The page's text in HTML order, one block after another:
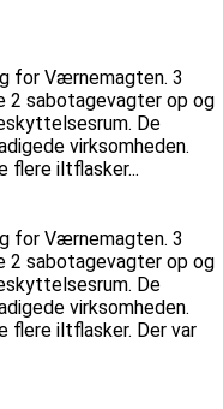
for Værnemagten. 3
2 sabotagevagter op og
De
virksomheden.
flere iltflasker...
for Værnemagten. 3
2 sabotagevagter op og
De
virksomheden.
flere iltflasker. Der var